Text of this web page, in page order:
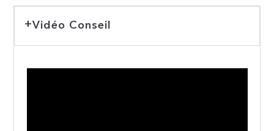
Vidéo Conseil